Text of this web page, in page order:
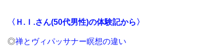
YouTube
瞑想の本
〈Ｈ.Ｉ.さん(50代男性)の体験記から〉
◎禅とヴィパッサナー瞑想の違い